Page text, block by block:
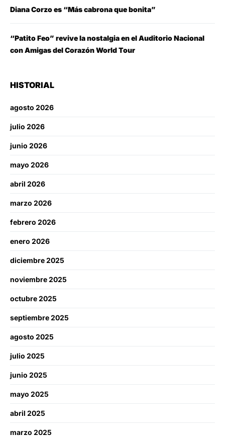
Diana Corzo es “Más cabrona que bonita”
“Patito Feo” revive la nostalgia en el Auditorio Nacional
con Amigas del Corazón World Tour
HISTORIAL
agosto 2026
julio 2026
junio 2026
mayo 2026
abril 2026
marzo 2026
febrero 2026
enero 2026
diciembre 2025
noviembre 2025
octubre 2025
septiembre 2025
agosto 2025
julio 2025
junio 2025
mayo 2025
abril 2025
marzo 2025